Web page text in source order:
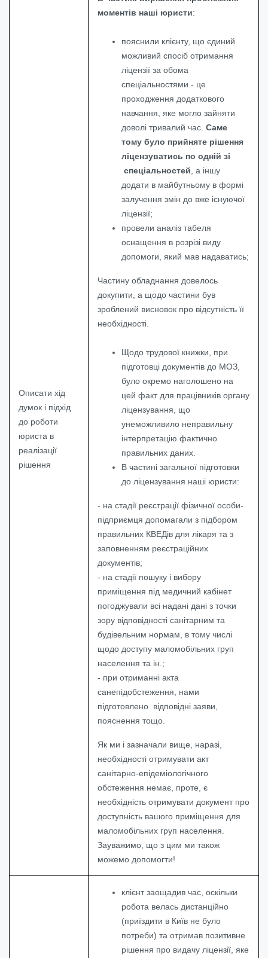
Описати хід
думок і підхід
до роботи
юриста в
реалізації
рішення
моментів наші юристи:
пояснили клієнту, що єдиний
можливий спосіб отримання
ліцензії за обома
спеціальностями - це
проходження додаткового
навчання, яке могло зайняти
доволі тривалий час. Саме
тому було прийняте рішення
ліцензуватись по одній зі
спеціальностей , а іншу
додати в майбутньому в формі
залучення змін до вже існуючої
ліцензії;
провели аналіз табеля
оснащення в розрізі виду
допомоги, який мав надаватись;
Частину обладнання довелось
докупити, а щодо частини був
зроблений висновок про відсутність її
необхідності.
Щодо трудової книжки, при
підготовці документів до МОЗ,
було окремо наголошено на
цей факт для працівників органу
ліцензування, що
унеможливило неправильну
інтерпретацію фактично
правильних даних.
В частині загальної підготовки
до ліцензування наші юристи:
- на стадії реєстрації фізичної особи-
підприємця допомагали з підбором
правильних КВЕДів для лікаря та з
заповненням реєстраційних
документів;
- на стадії пошуку і вибору
приміщення під медичний кабінет
погоджували всі надані дані з точки
зору відповідності санітарним та
будівельним нормам, в тому числі
щодо доступу маломобільних груп
населення та ін.;
- при отриманні акта
санепідобстеження, нами
підготовлено відповідні заяви,
пояснення тощо.
Як ми і зазначали вище, наразі,
необхідності отримувати акт
санітарно-епідеміологічного
обстеження немає, проте, є
необхідність отримувати документ про
доступність вашого приміщення для
маломобільних груп населення.
Зауважимо, що з цим ми також
можемо допомогти!
клієнт заощадив час, оскільки
робота велась дистанційно
(приїздити в Київ не було
потреби) та отримав позитивне
рішення про видачу ліцензії, яке